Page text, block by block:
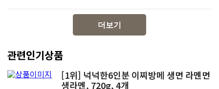
더보기
관련인기상품
[1위] 넉넉한6인분 이찌방메 생면 라멘면
생라멘, 720g, 4개